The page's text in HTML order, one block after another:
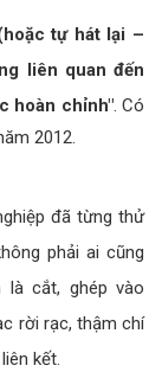
tự hát lại –
liên quan đến
hoàn chỉnh". Có
2012.
đã từng thử
phải ai cũng
là cắt, ghép vào
rời rạc, thậm chí
kết.